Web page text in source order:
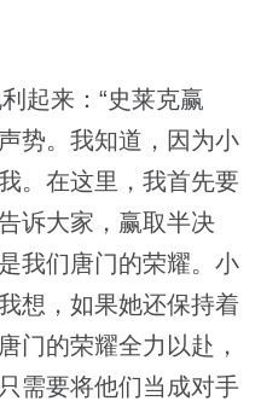
起来：“史莱克赢
势。我知道，因为小
。在这里，我首先要
诉大家，赢取半决
我们唐门的荣耀。小
想，如果她还保持着
门的荣耀全力以赴，
需要将他们当成对手